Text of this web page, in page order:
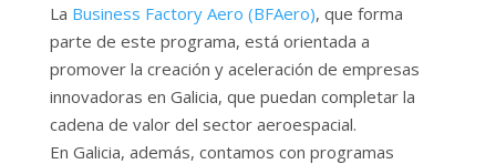
La Business Factory Aero (BFAero), que forma
parte de este programa, está orientada a
promover la creación y aceleración de empresas
innovadoras en Galicia, que puedan completar la
cadena de valor del sector aeroespacial.
En Galicia, además, contamos con programas